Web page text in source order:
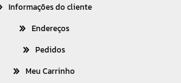
Informações do cliente
Endereços
Pedidos
Meu Carrinho